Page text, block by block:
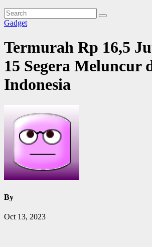
Gadget
Termurah Rp 16,5
15 Segera Meluncur
Indonesia
By
Oct 13, 2023